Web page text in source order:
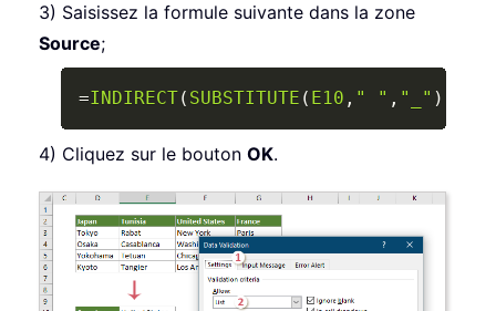
3) Saisissez la formule suivante dans la zone
Source;
=INDIRECT( SUBSTITUTE ( E10 , " " , "_" )
Copy
4) Cliquez sur le bouton OK.